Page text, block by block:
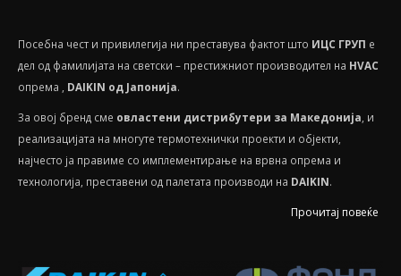
Посебнa чест и привилегија ни преставува фактот што ИЦС ГРУП е
дел од фамилијата на светски – престижниот производител на HVAС
опрема , DAIKIN од Јапонија.
За овој бренд сме овластени дистрибутери за Македонија , и
реализацијата на многуте термотехнички проекти и објекти,
најчесто ја правиме со имплементирање на врвна опрема и
технологија, преставени од палетата производи на DAIKIN.
Прочитај повеќе